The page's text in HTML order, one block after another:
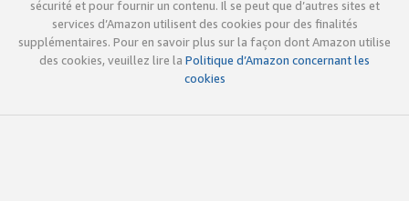
sécurité et pour fournir un contenu. Il se peut que d’autres sites et
services d’Amazon utilisent des cookies pour des finalités
supplémentaires. Pour en savoir plus sur la façon dont Amazon utilise
des cookies, veuillez lire la Politique d’Amazon concernant les
cookies